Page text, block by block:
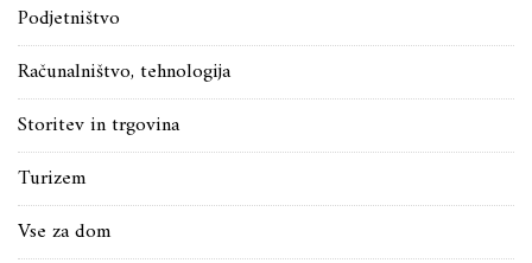
Podjetništvo
Računalništvo, tehnologija
Storitev in trgovina
Turizem
Vse za dom